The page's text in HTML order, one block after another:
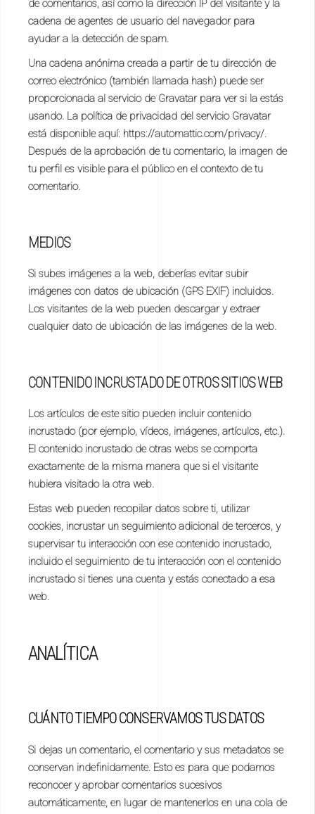
de comentarios, así como la dirección IP del visitante y la
cadena de agentes de usuario del navegador para
ayudar a la detección de spam.
Una cadena anónima creada a partir de tu dirección de
correo electrónico (también llamada hash) puede ser
proporcionada al servicio de Gravatar para ver si la estás
usando. La política de privacidad del servicio Gravatar
está disponible aquí: https://automattic.com/privacy/.
Después de la aprobación de tu comentario, la imagen de
tu perfil es visible para el público en el contexto de tu
comentario.
MEDIOS
Si subes imágenes a la web, deberías evitar subir
imágenes con datos de ubicación (GPS EXIF) incluidos.
Los visitantes de la web pueden descargar y extraer
cualquier dato de ubicación de las imágenes de la web.
CONTENIDO INCRUSTADO DE OTROS SITIOS WEB
Los artículos de este sitio pueden incluir contenido
incrustado (por ejemplo, vídeos, imágenes, artículos, etc.).
El contenido incrustado de otras webs se comporta
exactamente de la misma manera que si el visitante
hubiera visitado la otra web.
Estas web pueden recopilar datos sobre ti, utilizar
cookies, incrustar un seguimiento adicional de terceros, y
supervisar tu interacción con ese contenido incrustado,
incluido el seguimiento de tu interacción con el contenido
incrustado si tienes una cuenta y estás conectado a esa
web.
ANALÍTICA
CUÁNTO TIEMPO CONSERVAMOS TUS DATOS
Si dejas un comentario, el comentario y sus metadatos se
conservan indefinidamente. Esto es para que podamos
reconocer y aprobar comentarios sucesivos
automáticamente, en lugar de mantenerlos en una cola de